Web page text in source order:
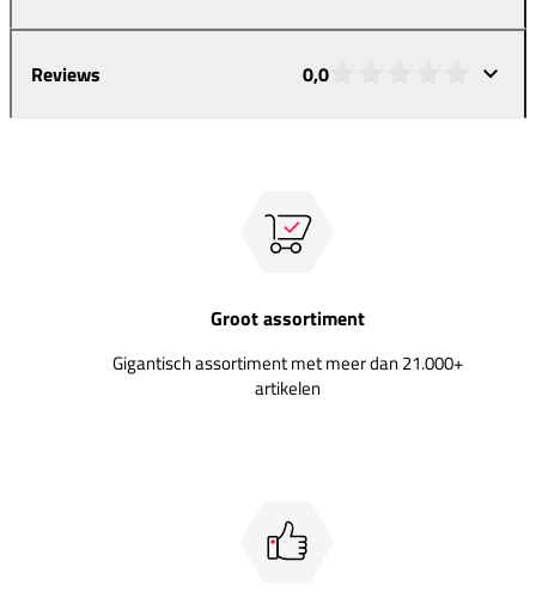
Reviews 0,0
Groot assortiment
Gigantisch assortiment met meer dan 21.000+
artikelen